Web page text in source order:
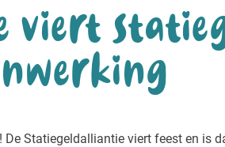
viert
Statiegeldalliantie viert feest en is